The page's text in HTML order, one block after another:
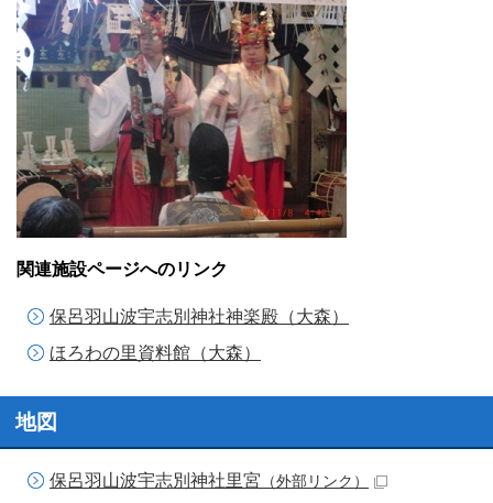
関連施設ページへのリンク
保呂羽山波宇志別神社神楽殿（大森）
ほろわの里資料館（大森）
地図
保呂羽山波宇志別神社里宮 （外部リンク）